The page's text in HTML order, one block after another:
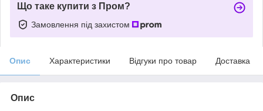
Що таке купити з Пром?
Замовлення під захистом
Опис Характеристики Відгуки про товар Доставка
Опис